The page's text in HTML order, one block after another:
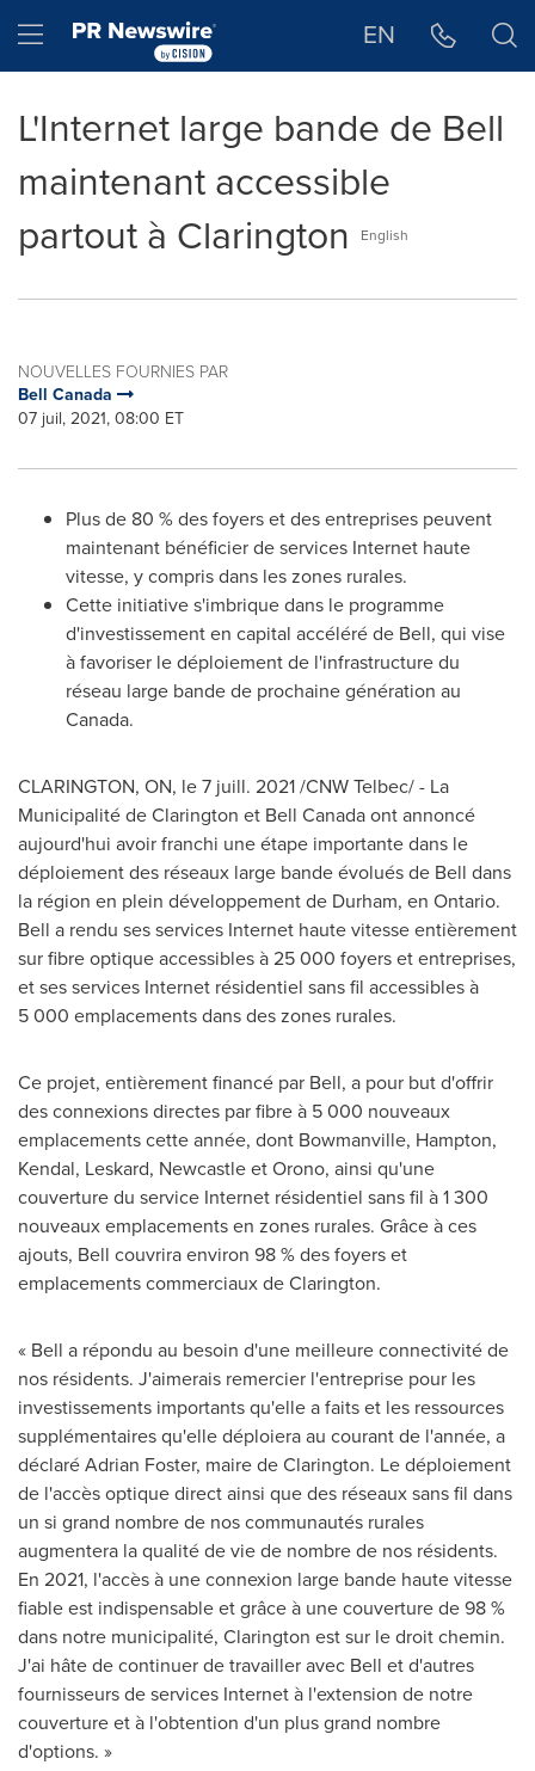
Hamburger menu EN
L'Internet large bande de Bell
maintenant accessible
partout à Clarington
English
NOUVELLES FOURNIES PAR
Bell Canada
07 juil, 2021, 08:00 ET
Plus de 80 % des foyers et des entreprises peuvent
maintenant bénéficier de services Internet haute
vitesse, y compris dans les zones rurales.
Cette initiative s'imbrique dans le programme
d'investissement en capital accéléré de Bell, qui vise
à favoriser le déploiement de l'infrastructure du
réseau large bande de prochaine génération au
Canada.
CLARINGTON, ON, le 7 juill. 2021 /CNW Telbec/ - La
Municipalité deClarington et Bell Canadaont annoncé
aujourd'hui avoir franchi une étape importante dans le
déploiement des réseaux large bande évolués de Bell dans
la région en plein développement de Durham, en Ontario.
Bell a rendu ses services Internet haute vitesse entièrement
sur fibre optique accessibles à 25 000 foyers et entreprises,
et ses services Internet résidentiel sans fil accessibles à
5 000 emplacements dans des zones rurales.
Ce projet, entièrement financé par Bell, a pour but d'offrir
des connexions directes par fibre à 5 000 nouveaux
emplacements cette année, dont Bowmanville, Hampton,
Kendal, Leskard, Newcastle etOrono, ainsi qu'une
couverture du service Internet résidentiel sans fil à 1 300
nouveaux emplacements en zones rurales. Grâce à ces
ajouts, Bell couvrira environ 98 % des foyers et
emplacements commerciaux deClarington.
« Bell a répondu au besoin d'une meilleure connectivité de
nos résidents. J'aimerais remercier l'entreprise pour les
investissements importants qu'elle a faits et les ressources
supplémentaires qu'elle déploiera au courant de l'année, a
déclaréAdrian Foster, maire deClarington. Le déploiement
de l'accès optique direct ainsi que des réseaux sans fil dans
un si grand nombre de nos communautés rurales
augmentera la qualité de vie de nombre de nos résidents.
En 2021, l'accès à une connexion large bande haute vitesse
fiable est indispensable et grâce à une couverture de 98 %
dans notre municipalité, Clarington est sur le droit chemin.
J'ai hâte de continuer de travailler avec Bell et d'autres
fournisseurs de services Internet à l'extension de notre
couverture et à l'obtention d'un plus grand nombre
d'options. »